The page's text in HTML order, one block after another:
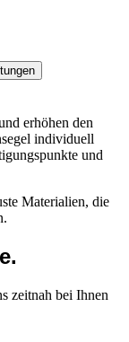
erhöhen den
individuell
und
Materialien, die
zeitnah bei Ihnen